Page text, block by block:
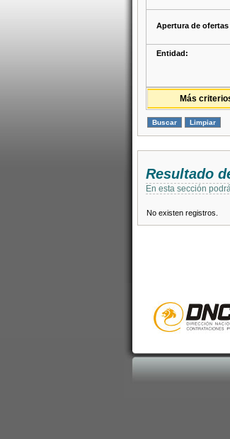
Apertura de ofertas
Entidad:
Más
Resultado
En esta sección
No existen registros.